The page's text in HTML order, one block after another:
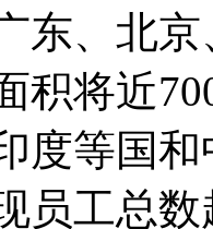
、北京
积将近
度等国
员工总